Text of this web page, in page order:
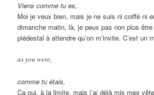
Viens comme tu es,
Moi je veux bien, mais je ne suis ni coiffé ni
dimanche matin, là, je peux pas non plus
piédestal à attendre qu’on m’invite. C’est un
as you were,
comme tu étais,
Ça oui, à la limite, mais j’ai déjà mis mes